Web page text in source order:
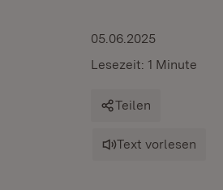
05.06.2025
Lesezeit: 1 Minute
Teilen
Text vorlesen